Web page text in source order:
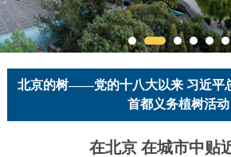
北京的树——党的十八大以来 习近平
首都义务植树活动
从全球35个国家的30个城市38个项目
园获“环境可持续发展项
北京的树——党的十八大以来 习近平
首都义务植树活动
从全球35个国家的30个城市38个项目
园获“环境可持续发展项
在北京 在城市中贴